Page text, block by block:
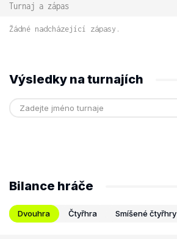
Turnaj a zápas
Žádné nadcházející zápasy.
Výsledky na turnajích
Bilance hráče
Dvouhra Čtyřhra Smíšené čtyřhry